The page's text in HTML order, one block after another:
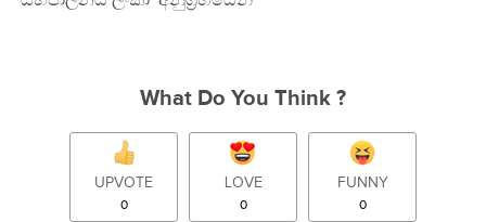
What Do You Think ?
UPVOTE
0
LOVE
0
FUNNY
0